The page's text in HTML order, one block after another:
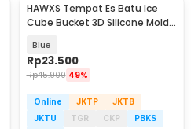
HAWXS Tempat Es Batu Ice
Cube Bucket 3D Silicone Mold -
Blue
Rp23.500
Rp45.900 49%
Online JKTP
JKTB
JKTU
TGR CKP
PBKS